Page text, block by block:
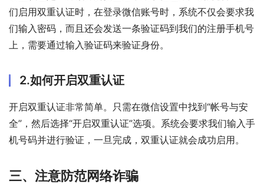
们启用双重认证时，在登录微信账号时，系统不仅会要求我
们输入密码，而且还会发送一条验证码到我们的注册手机号
上，需要通过输入验证码来验证身份。
2.如何开启双重认证
开启双重认证非常简单。只需在微信设置中找到“帐号与安
全”，然后选择“开启双重认证”选项。系统会要求我们输入手
机号码并进行验证，一旦完成，双重认证就会成功启用。
三、注意防范网络诈骗